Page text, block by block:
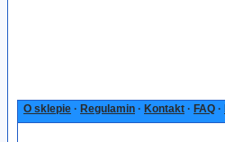
O sklepie · Regulamin · Kontakt · FAQ ·